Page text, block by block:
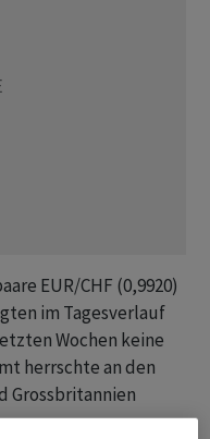
EUR/CHF (0,9920)
im Tagesverlauf
Wochen keine
herrschte an den
Grossbritannien